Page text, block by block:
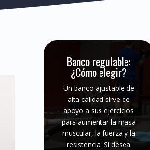
Banco regulable:
¿Cómo elegir?
Un banco ajustable de
alta calidad sirve de
apoyo a sus ejercicios
para aumentar la masa
muscular, la fuerza y la
resistencia. Si desea